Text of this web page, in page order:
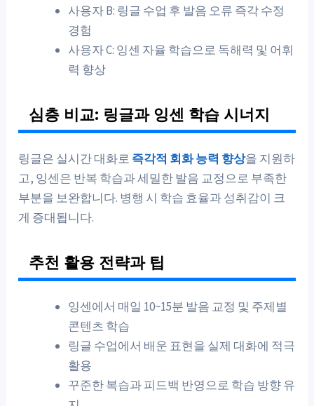
사용자 B: 링글 수업 후 발음 오류 즉각 수정
경험
사용자 C: 잉센 자율 학습으로 독해력 및 어휘
력 향상
심층 비교: 링글과 잉센 학습 시너지
링글은 실시간 대화로 즉각적 회화 능력 향상을 지원하
고, 잉센은 반복 학습과 세밀한 발음 교정으로 부족한
부분을 보완합니다. 병행 시 학습 효율과 성취감이 크
게 증대됩니다.
추천 활용 전략과 팁
잉센에서 매일 10~15분 발음 교정 및 주제별
콘텐츠 학습
링글 수업에서 배운 표현을 실제 대화에 적극
활용
꾸준한 복습과 피드백 반영으로 학습 방향 유